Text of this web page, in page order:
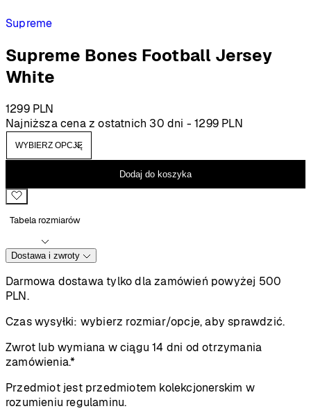
Supreme
Supreme Bones Football Jersey
White
1299 PLN
Najniższa cena z ostatnich 30 dni -1299 PLN
Dodaj do koszyka
Tabela rozmiarów
Dostawa i zwroty
Darmowa dostawa tylko dla zamówień powyżej 500
PLN.
Czas wysyłki: wybierz rozmiar/opcje, aby sprawdzić.
Zwrot lub wymiana w ciągu 14 dni od otrzymania
zamówienia.*
Przedmiot jest przedmiotem kolekcjonerskim w
rozumieniu regulaminu.